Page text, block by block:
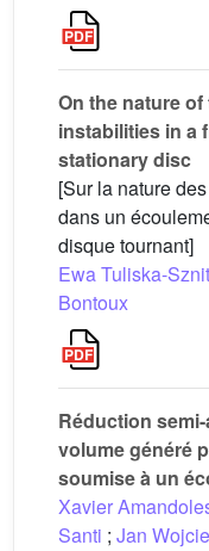
On the nature
instabilities in a
stationary disc
[Sur la nature
dans un
disque tournant]
Ewa Tuliska-
Bontoux
Réduction
volume généré
soumise à un
Xavier
Santi ; Jan